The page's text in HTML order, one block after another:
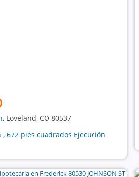
, Loveland, CO 80537
, 672 pies cuadrados Ejecución